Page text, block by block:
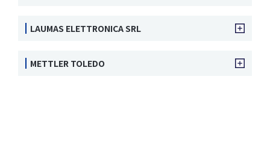
LAUMAS ELETTRONICA SRL
METTLER TOLEDO